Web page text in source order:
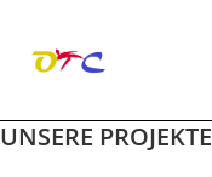
Zum
UNSERE PROJEKTE